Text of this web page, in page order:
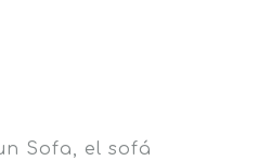
Sofa, el sofá